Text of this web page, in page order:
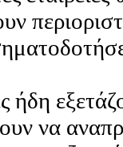
ήδη
να